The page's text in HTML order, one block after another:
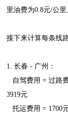
里油费为0.8元/公里
接下来计算每条线
1. 长春 - 广州：
自驾费用 = 过路
3919元
托运费用 = 1700